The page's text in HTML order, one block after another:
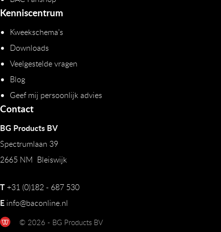
Kenniscentrum
Kweekschema's
Downloads
Veelgestelde vragen
Blog
Geef mij persoonlijk advies
Contact
BG Products BV
Spectrumlaan 39
2665 NM Bleiswijk
T+31 (0)182 - 687 530
E info@baconline.nl
© 2026 - BG Products BV